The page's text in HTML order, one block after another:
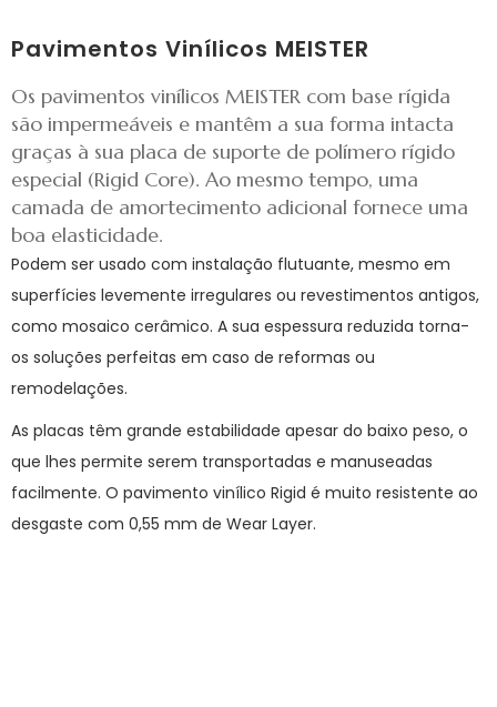
Pavimentos Vinílicos MEISTER
Os pavimentos vinílicos MEISTER com base rígida
são impermeáveis e mantêm a sua forma intacta
graças à sua placa de suporte de polímero rígido
especial (Rigid Core). Ao mesmo tempo, uma
camada de amortecimento adicional fornece uma
boa elasticidade.
Podem ser usado com instalação flutuante, mesmo em
superfícies levemente irregulares ou revestimentos antigos,
como mosaico cerâmico. A sua espessura reduzida torna-
os soluções perfeitas em caso de reformas ou
remodelações.
As placas têm grande estabilidade apesar do baixo peso, o
que lhes permite serem transportadas e manuseadas
facilmente. O pavimento vinílico Rigid é muito resistente ao
desgaste com 0,55 mm de Wear Layer.